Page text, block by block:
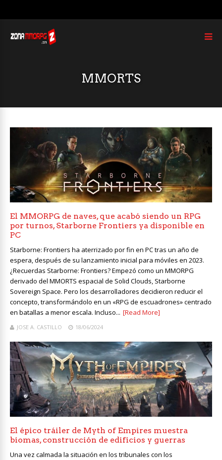
MMORTS
El MMORPG de naves, que acabó siendo un RPG
por turnos, Starborne Frontiers ya disponible en
PC
Starborne: Frontiers ha aterrizado por fin en PC tras un año de
espera, después de su lanzamiento inicial para móviles en 2023.
¿Recuerdas Starborne: Frontiers? Empezó como un MMORPG
derivado del MMORTS espacial de Solid Clouds, Starborne
Sovereign Space. Pero los desarrolladores decidieron reducir el
concepto, transformándolo en un «RPG de escuadrones» centrado
en batallas a menor escala. Incluso... [Read More]
JOSE A. CASTILLO 18/06/2024
El épico tráiler de Myth of Empires muestra
biomas, construcción de edificios y guerras
Una vez calmada la situación en los tribunales con los